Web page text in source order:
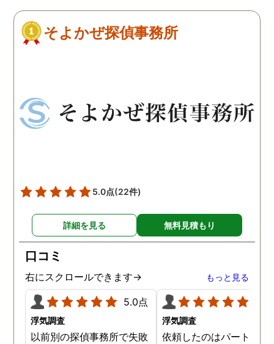
そよかぜ探偵事務所
5.0点(22件)
詳細を見る 無料見積もり
口コミ
右にスクロールできます→ もっと見る
5.0点
浮気調査
以前別の探偵事務所で失敗
浮気調査
依頼したのはパートナー